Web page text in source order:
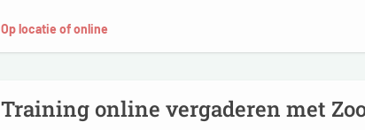
Op locatie of online
Training online vergaderen met